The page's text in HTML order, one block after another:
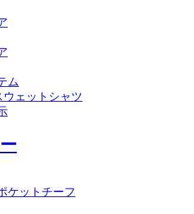
ム
ェットシャツ
ケットチーフ